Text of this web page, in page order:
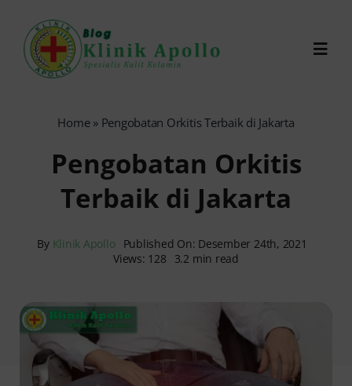
content
0821-1099-9870
Home» Pengobatan Orkitis Terbaik di Jakarta
Pengobatan Orkitis
Terbaik di Jakarta
By Klinik Apollo
Published On: Desember 24th, 2021
Views: 128
3.2 min read